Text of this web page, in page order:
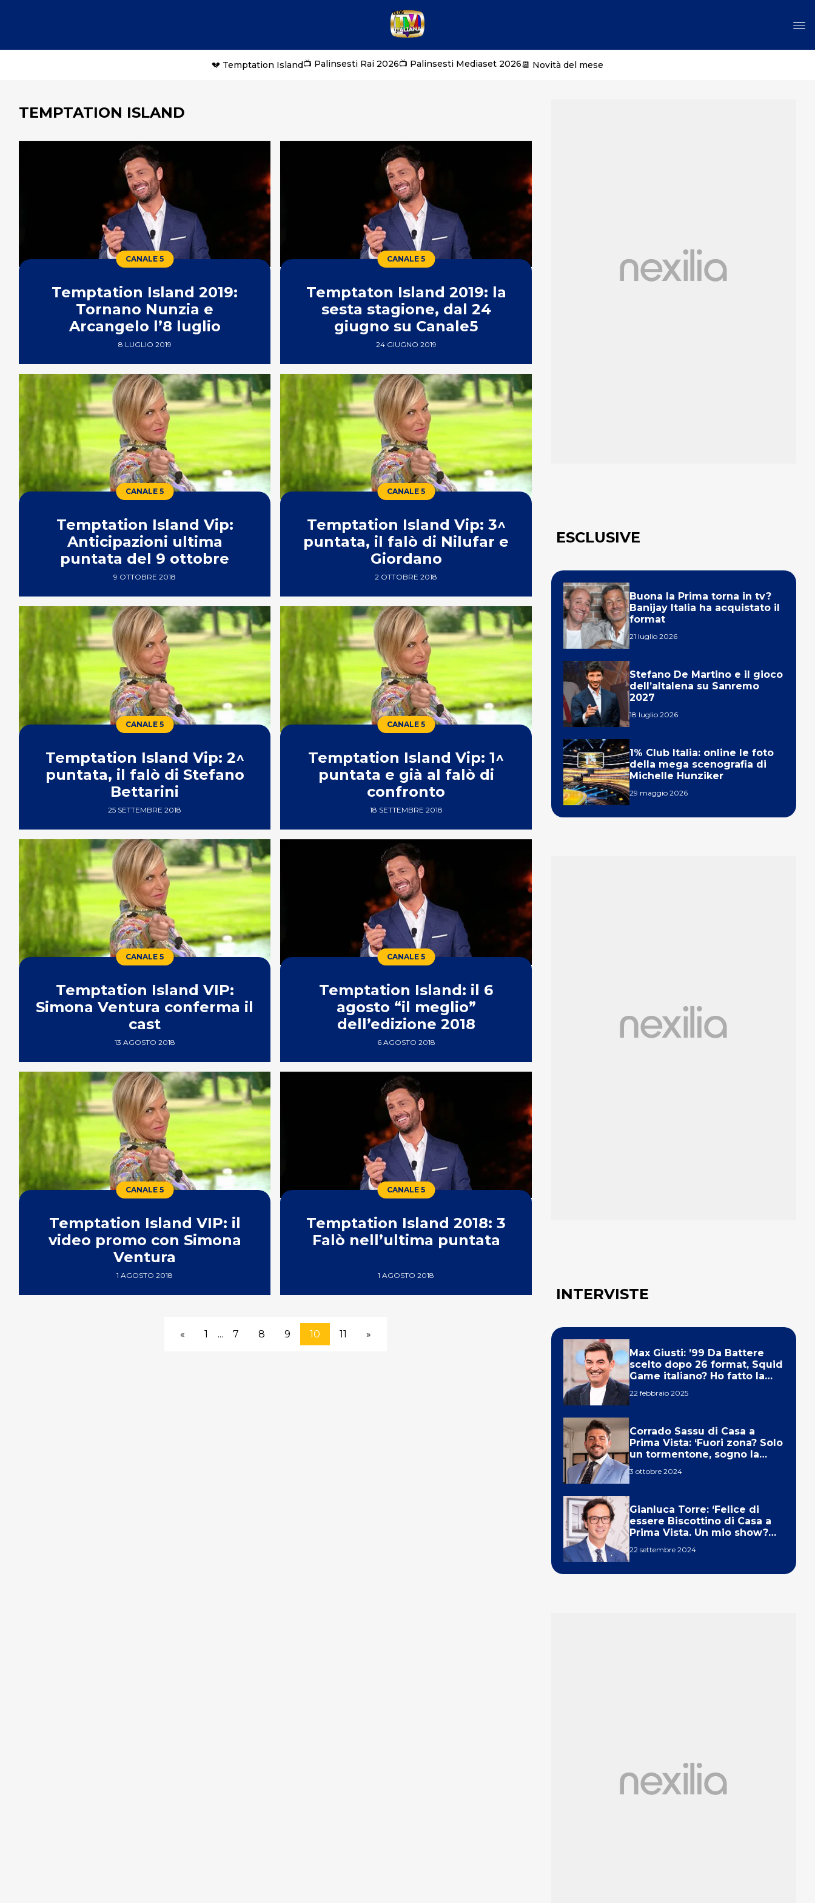
💔 Temptation Island📺 Palinsesti Rai 2026📺 Palinsesti Mediaset 2026📆 Novità del mese
TEMPTATION ISLAND
CANALE 5
Temptation Island 2019:
Tornano Nunzia e
Arcangelo l’8 luglio
8 LUGLIO 2019
CANALE 5
Temptaton Island 2019: la
sesta stagione, dal 24
giugno su Canale5
24 GIUGNO 2019
CANALE 5
Temptation Island Vip:
Anticipazioni ultima
puntata del 9 ottobre
9 OTTOBRE 2018
CANALE 5
Temptation Island Vip: 3^
puntata, il falò di Nilufar e
Giordano
2 OTTOBRE 2018
CANALE 5
Temptation Island Vip: 2^
puntata, il falò di Stefano
Bettarini
25 SETTEMBRE 2018
CANALE 5
Temptation Island Vip: 1^
puntata e già al falò di
confronto
18 SETTEMBRE 2018
CANALE 5
Temptation Island VIP:
Simona Ventura conferma il
cast
13 AGOSTO 2018
CANALE 5
Temptation Island: il 6
agosto “il meglio”
dell’edizione 2018
6 AGOSTO 2018
CANALE 5
Temptation Island VIP: il
video promo con Simona
Ventura
1 AGOSTO 2018
CANALE 5
Temptation Island 2018: 3
Falò nell’ultima puntata
1 AGOSTO 2018
« 1 ... 7 8 9 10 11 »
ESCLUSIVE
Buona la Prima torna in tv?
Banijay Italia ha acquistato il
format
21 luglio 2026
Stefano De Martino e il gioco
dell’altalena su Sanremo
2027
18 luglio 2026
1% Club Italia: online le foto
della mega scenografia di
Michelle Hunziker
29 maggio 2026
INTERVISTE
Max Giusti: ’99 Da Battere
scelto dopo 26 format, Squid
Game italiano? Ho fatto la
22 febbraio 2025
Corrado Sassu di Casa a
Prima Vista: ‘Fuori zona? Solo
un tormentone, sogno la
3 ottobre 2024
Gianluca Torre: ‘Felice di
essere Biscottino di Casa a
Prima Vista. Un mio show?
22 settembre 2024